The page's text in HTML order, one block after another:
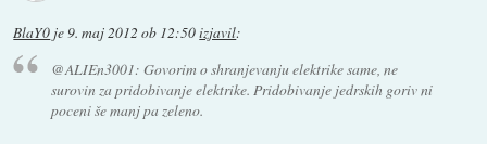
BlaY0 je9. maj 2012 ob 12:50izjavil:
@ALIEn3001: Govorim o shranjevanju elektrike same, ne
surovin za pridobivanje elektrike. Pridobivanje jedrskih goriv ni
poceni še manj pa zeleno.